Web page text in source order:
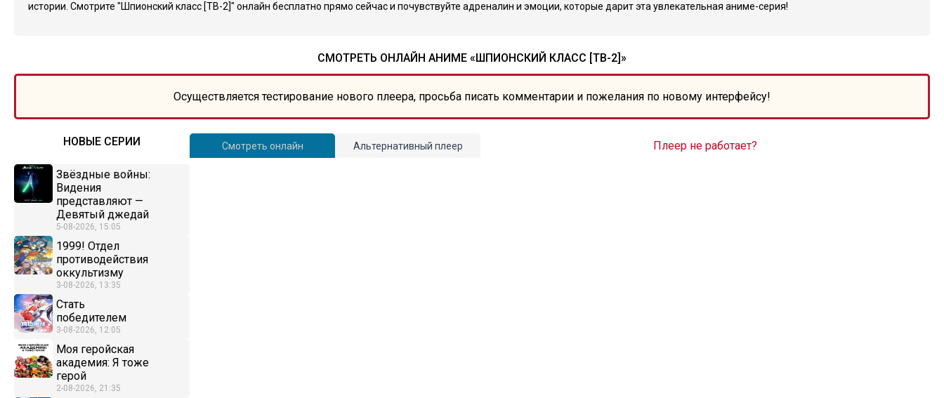
истории. Смотрите "Шпионский класс [ТВ-2]" онлайн бесплатно прямо сейчас и почувствуйте адреналин и эмоции, которые дарит эта увлекательная аниме-серия!
СМОТРЕТЬ ОНЛАЙН АНИМЕ «ШПИОНСКИЙ КЛАСС [ТВ-2]»
Осуществляется тестирование нового плеера, просьба писать комментарии и пожелания по новому интерфейсу!
НОВЫЕ СЕРИИ
Звёздные войны:
Видения
представляют —
Девятый джедай
5-08-2026, 15:05
1999! Отдел
противодействия
оккультизму
3-08-2026, 13:35
Стать
победителем
3-08-2026, 12:05
Моя геройская
академия: Я тоже
герой
2-08-2026, 21:35
Смотреть онлайн Альтернативный плеер Плеер не работает?